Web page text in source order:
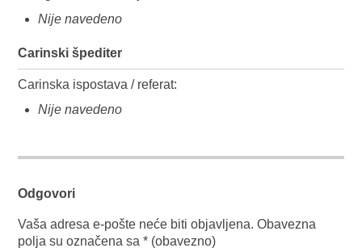
Nije navedeno
Carinski špediter
Carinska ispostava / referat:
Nije navedeno
Odgovori
Vaša adresa e-pošte neće biti objavljena. Obavezna
polja su označena sa* (obavezno)